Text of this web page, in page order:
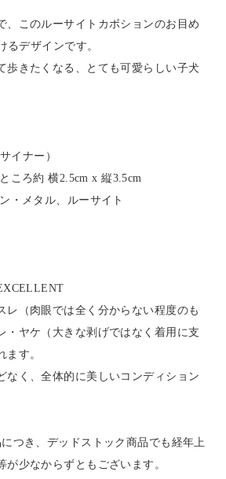
、このルーサイトカボションのお目め
るデザインです。
歩きたくなる、とても可愛らしい子犬
イナー）
ころ約 横2.5cm x 縦3.5cm
・メタル、ルーサイト
レ（肉眼では全く分からない程度のも
・ヤケ（大きな剥げではなく着用に支
ます。
なく、全体的に美しいコンディション
つき、デッドストック商品でも経年上
が少なからずともございます。